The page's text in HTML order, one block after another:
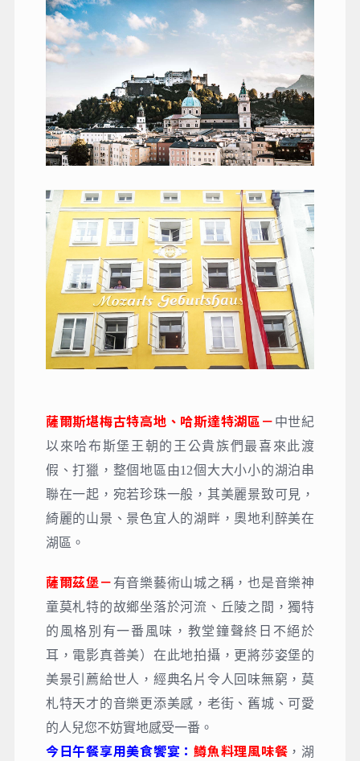
薩爾斯堪梅古特高地、哈斯達特湖區－ 中世紀
以來哈布斯堡王朝的王公貴族們最喜來此渡
假、打獵，整個地區由12個大大小小的湖泊串
聯在一起，宛若珍珠一般，其美麗景致可見，
綺麗的山景、景色宜人的湖畔，奧地利醉美在
湖區。
薩爾茲堡－ 有音樂藝術山城之稱，也是音樂神
童莫札特的故鄉坐落於河流、丘陵之間，獨特
的風格別有一番風味，教堂鐘聲終日不絕於
耳，電影真善美）在此地拍攝，更將莎姿堡的
美景引薦給世人，經典名片令人回味無窮，莫
札特天才的音樂更添美感，老街、舊城、可愛
的人兒您不妨實地感受一番。
今日午餐享用美食饗宴：鱒魚料理風味餐 ，湖